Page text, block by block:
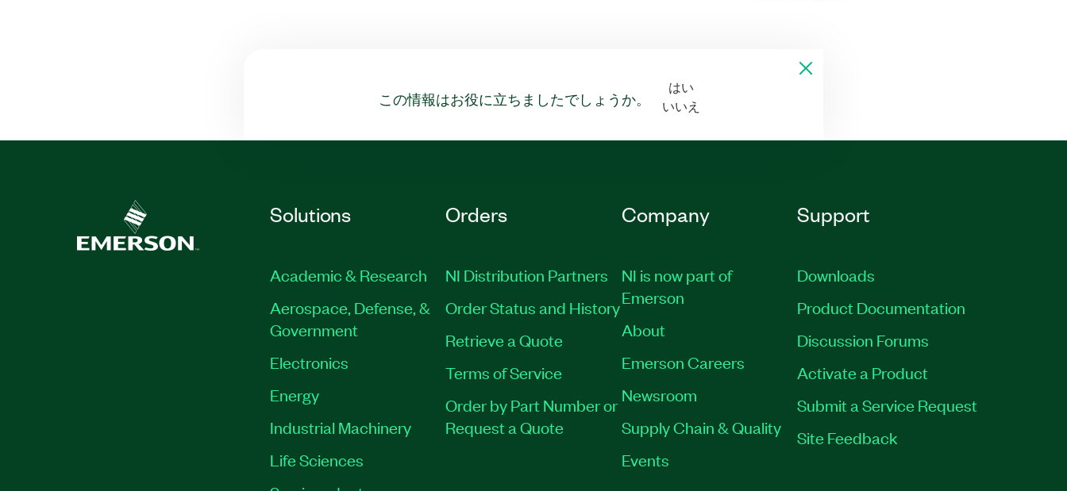
この情報はお役に立ちましたでしょうか。
はい
いいえ
Solutions
Academic & Research
Aerospace, Defense, &
Government
Electronics
Energy
Industrial Machinery
Life Sciences
Orders
NI Distribution Partners
Order Status and History
Retrieve a Quote
Terms of Service
Order by Part Number or
Request a Quote
Company
NI is now part of
Emerson
About
Emerson Careers
Newsroom
Supply Chain & Quality
Events
Support
Downloads
Product Documentation
Discussion Forums
Activate a Product
Submit a Service Request
Site Feedback